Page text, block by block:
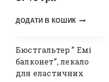
ДОДАТИ В КОШИК
Бюстгальтер ” Емі
балконет”, лекало
для еластичних